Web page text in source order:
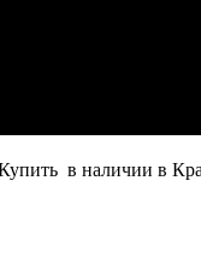
в наличии в